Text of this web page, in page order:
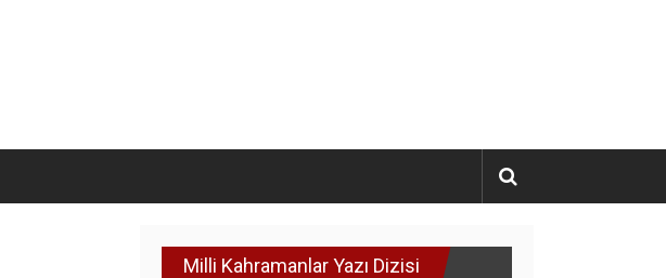
Milli Kahramanlar Yazı Dizisi